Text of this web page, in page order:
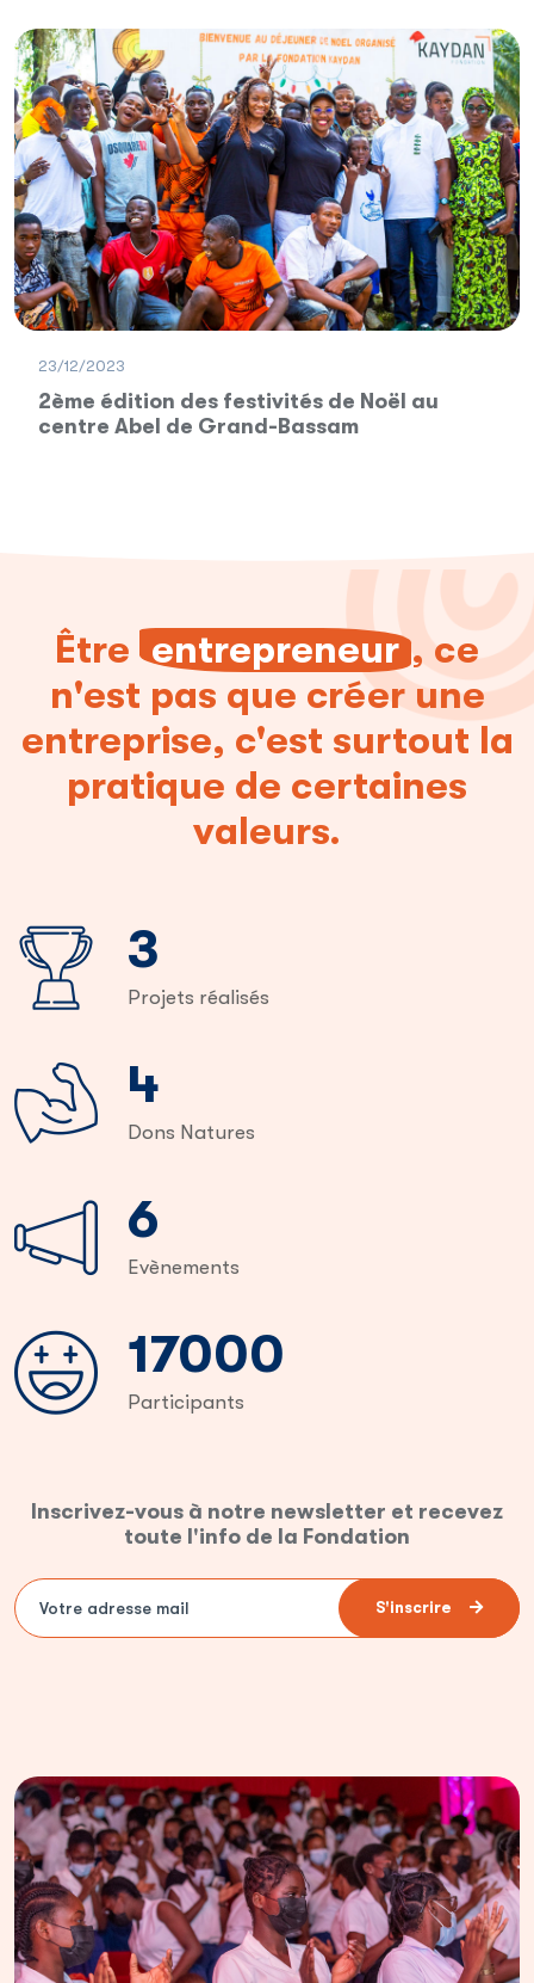
23/12/2023
2ème édition des festivités de Noël au
centre Abel de Grand-Bassam
Être entrepreneur , ce
n'est pas que créer une
entreprise, c'est surtout la
pratique de certaines
valeurs.
5
Projets réalisés
8
Dons Natures
12
Evènements
32000
Participants
Inscrivez-vous à notre newsletter et recevez
toute l'info de la Fondation
S'inscrire